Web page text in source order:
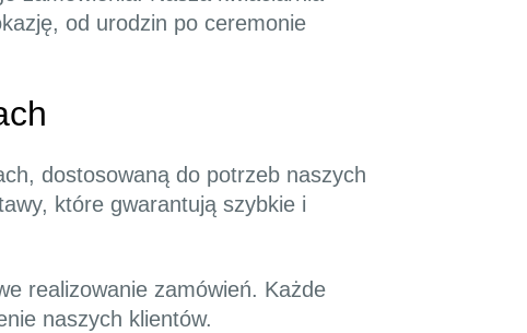
od urodzin po ceremonie
dostosowaną do potrzeb naszych
które gwarantują szybkie i
realizowanie zamówień. Każde
naszych klientów.